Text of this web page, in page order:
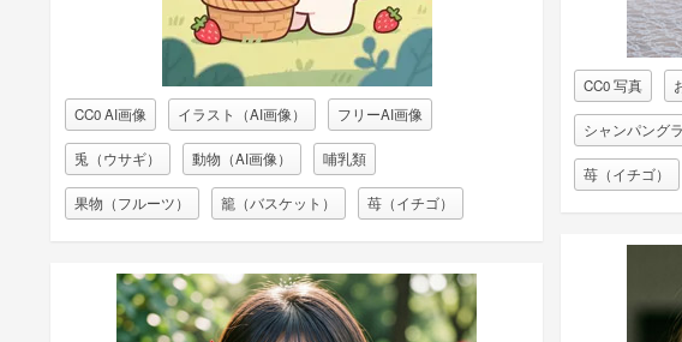
CC0 AI画像 イラスト（AI画像） フリーAI画像
兎（ウサギ） 動物（AI画像） 哺乳類
果物（フルーツ） 籠（バスケット） 苺（イチゴ）
CC0 写真
シャンパング
苺（イチゴ）